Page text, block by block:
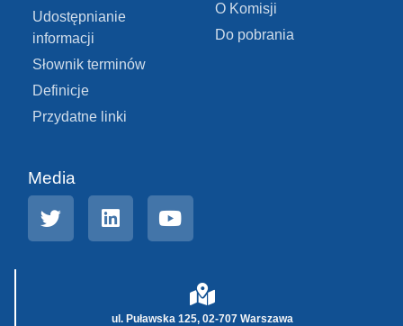
Udostępnianie
informacji
Słownik terminów
Definicje
Przydatne linki
O Komisji
Do pobrania
Media
ul. Puławska 125, 02-707 Warszawa